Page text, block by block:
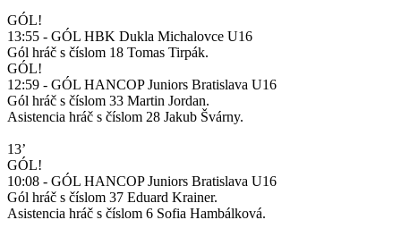
GÓL!
13:55 - GÓL HBK Dukla Michalovce U16
Gól hráč s číslom 18 Tomas Tirpák.
GÓL!
12:59 - GÓL HANCOP Juniors Bratislava U16
Gól hráč s číslom 33 Martin Jordan.
Asistencia hráč s číslom 28 Jakub Švárny.
13’
GÓL!
10:08 - GÓL HANCOP Juniors Bratislava U16
Gól hráč s číslom 37 Eduard Krainer.
Asistencia hráč s číslom 6 Sofia Hambálková.